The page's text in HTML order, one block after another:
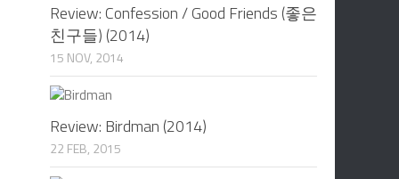
Review: Confession / Good Friends (좋은
친구들) (2014)
15 NOV, 2014
Review: Birdman (2014)
22 FEB, 2015